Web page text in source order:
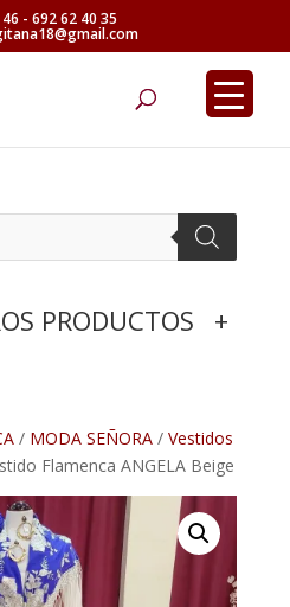
- 692 62 40 35
/ MODA SEÑORA/ Vestidos
Flamenca ANGELA Beige
PRODUCTOS +